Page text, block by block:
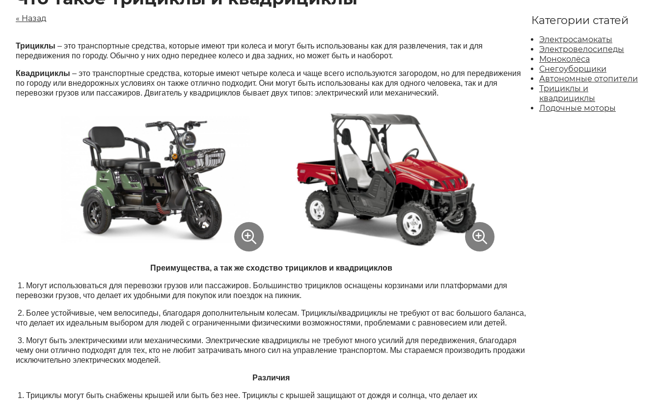
« Назад
Трициклы – это транспортные средства, которые имеют три колеса и могут быть использованы как для развлечения, так и для
передвижения по городу. Обычно у них одно переднее колесо и два задних, но может быть и наоборот.
Квадрициклы – это транспортные средства, которые имеют четыре колеса и чаще всего используются загородом, но для передвижения
по городу или внедорожных условиях он также отлично подходит. Они могут быть использованы как для одного человека, так и для
перевозки грузов или пассажиров. Двигатель у квадрициклов бывает двух типов: электрический или механический.
Преимущества, а так же сходство трициклов и квадрициклов
1. Могут использоваться для перевозки грузов или пассажиров. Большинство трициклов оснащены корзинами или платформами для
перевозки грузов, что делает их удобными для покупок или поездок на пикник.
2. Более устойчивые, чем велосипеды, благодаря дополнительным колесам. Трициклы/квадрициклы не требуют от вас большого баланса,
что делает их идеальным выбором для людей с ограниченными физическими возможностями, проблемами с равновесием или детей.
3. Могут быть электрическими или механическими. Электрические квадрициклы не требуют много усилий для передвижения, благодаря
чему они отлично подходят для тех, кто не любит затрачивать много сил на управление транспортом. Мы стараемся производить продажи
исключительно электрических моделей.
Различия
1. Трициклы могут быть снабжены крышей или быть без нее. Трициклы с крышей защищают от дождя и солнца, что делает их
Категории статей
Электросамокаты
Электровелосипеды
Моноколёса
Снегоуборщики
Автономные отопители
Трициклы и
квадрициклы
Лодочные моторы